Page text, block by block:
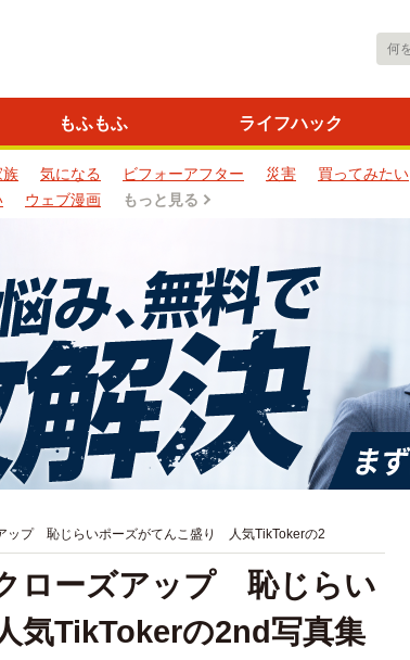
もふもふ ライフハック
族 気になる ビフォーアフター 災害 買ってみたい
ウェブ漫画 もっと見る
ップ 恥じらいポーズがてんこ盛り 人気TikTokerの2
ローズアップ 恥じらい
TikTokerの2nd写真集